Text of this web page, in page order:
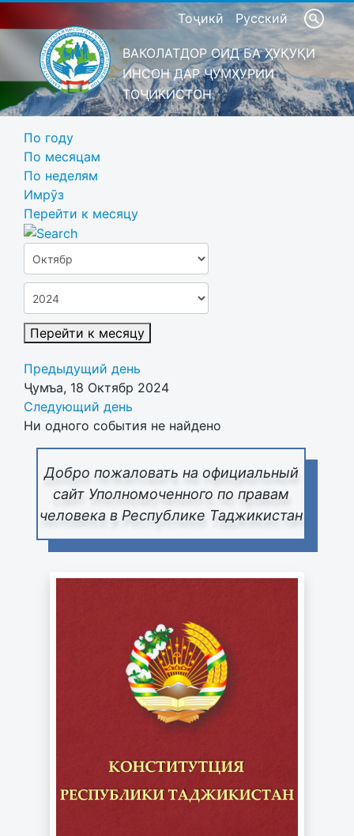
Тоҷикӣ Русский
ВАКОЛАТДОР ОИД БА ҲУҚУҚИ
ИНСОН ДАР ҶУМҲУРИИ
ТОҶИКИСТОН
Добро пожаловать на официальный
сайт Уполномоченного по правам
человека в Республике Таджикистан
По году
По месяцам
По неделям
Имрӯз
Перейти к месяцу
Перейти к месяцу
Предыдущий день
Ҷумъа, 18 Октябр 2024
Следующий день
Ни одного события не найдено